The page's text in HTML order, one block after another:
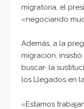
migratoria, el
«negociando
Además, a la
migración,
buscar· la
los Llegados en
«Estamos